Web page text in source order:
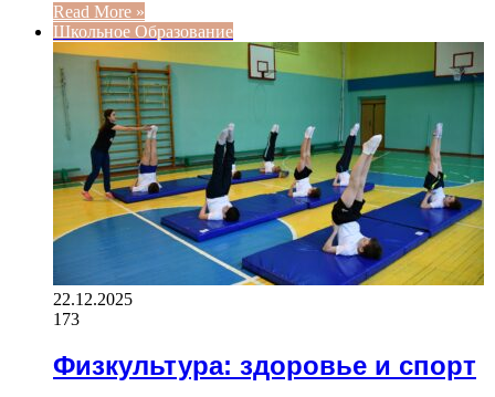
Read More »
Школьное Образование
22.12.2025
173
Физкультура: здоровье и спорт